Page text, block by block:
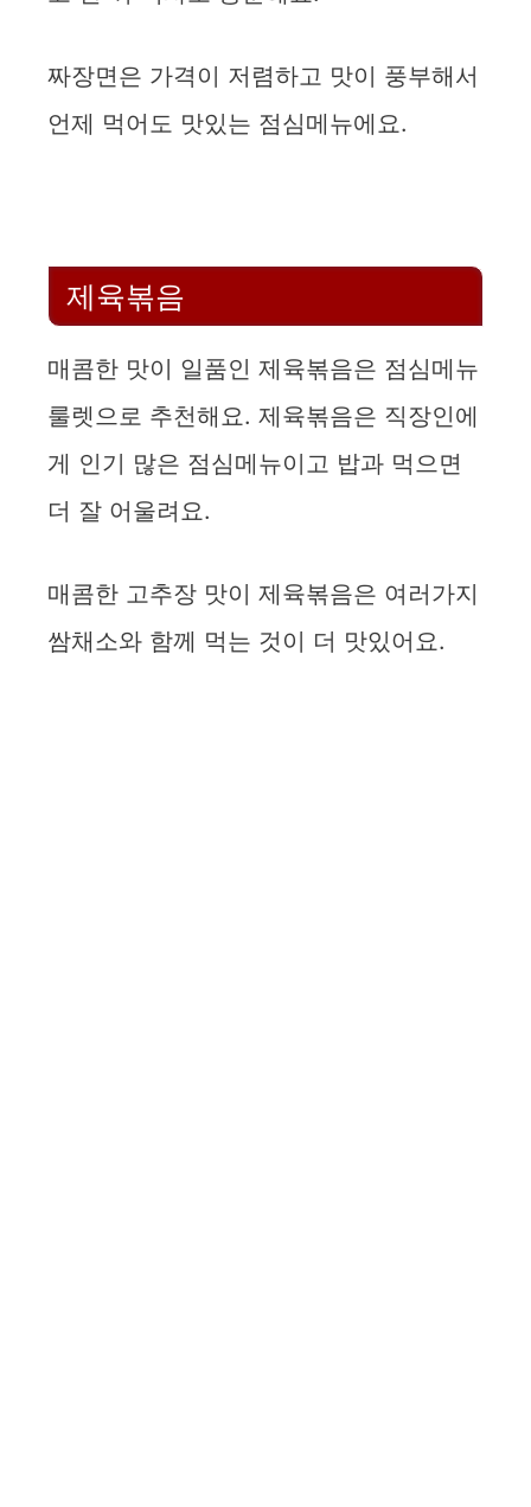
짜장면은 가격이 저렴하고 맛이 풍부해서
언제 먹어도 맛있는 점심메뉴에요.
제육볶음
매콤한 맛이 일품인 제육볶음은 점심메뉴
룰렛으로 추천해요. 제육볶음은 직장인에
게 인기 많은 점심메뉴이고 밥과 먹으면
더 잘 어울려요.
매콤한 고추장 맛이 제육볶음은 여러가지
쌈채소와 함께 먹는 것이 더 맛있어요.